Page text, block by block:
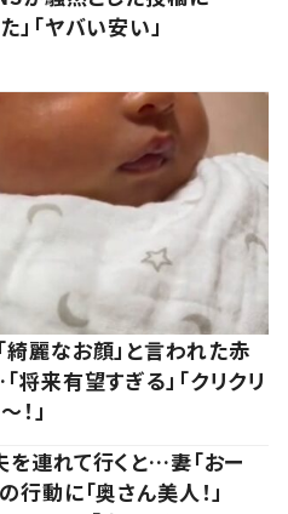
」「ヤバい安い」
麗なお顔」と言われた赤
来有望すぎる」「クリクリ
」
連れて行くと…妻「おー
行動に「奥さん美人！」